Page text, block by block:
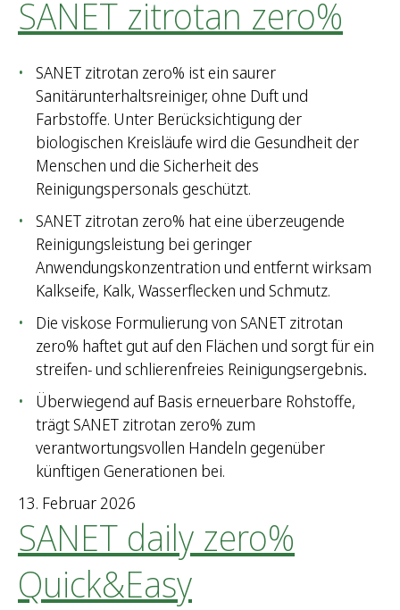
SANET zitrotan zero%
SANET zitrotan zero% ist ein saurer
Sanitärunterhaltsreiniger, ohne Duft und
Farbstoffe. Unter Berücksichtigung der
biologischen Kreisläufe wird die Gesundheit der
Menschen und die Sicherheit des
Reinigungspersonals geschützt.
SANET zitrotan zero% hat eine überzeugende
Reinigungsleistung bei geringer
Anwendungskonzentration und entfernt wirksam
Kalkseife, Kalk, Wasserflecken und Schmutz.
Die viskose Formulierung von SANET zitrotan
zero% haftet gut auf den Flächen und sorgt für ein
streifen- und schlierenfreies Reinigungsergebnis.
Überwiegend auf Basis erneuerbare Rohstoffe,
trägt SANET zitrotan zero% zum
verantwortungsvollen Handeln gegenüber
künftigen Generationen bei.
13. Februar 2026
SANET daily zero%
Quick&Easy